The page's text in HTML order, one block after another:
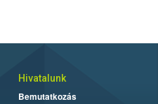
Hivatalunk
Bemutatkozás